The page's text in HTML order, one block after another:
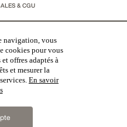
& CGU
lettres d'information ?
navigation, vous
cookies pour vous
offres adaptés à
et mesurer la
En savoir